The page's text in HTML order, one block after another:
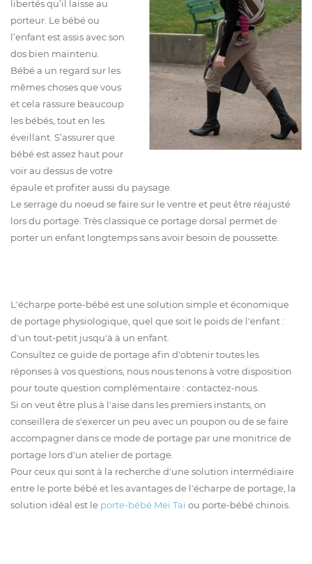
libertés qu’il laisse au
porteur. Le bébé ou
l’enfant est assis avec son
dos bien maintenu.
Bébé a un regard sur les
mêmes choses que vous
et cela rassure beaucoup
les bébés, tout en les
éveillant. S’assurer que
bébé est assez haut pour
voir au dessus de votre
épaule et profiter aussi du paysage.
Le serrage du noeud se faire sur le ventre et peut être réajusté
lors du portage. Très classique ce portage dorsal permet de
porter un enfant longtemps sans avoir besoin de poussette.
L'écharpe porte-bébé est une solution simple et économique
de portage physiologique, quel que soit le poids de l'enfant :
d'un tout-petit jusqu'à à un enfant.
Consultez ce guide de portage afin d'obtenir toutes les
réponses à vos questions, nous nous tenons à votre disposition
pour toute question complémentaire : contactez-nous.
Si on veut être plus à l'aise dans les premiers instants, on
conseillera de s'exercer un peu avec un poupon ou de se faire
accompagner dans ce mode de portage par une monitrice de
portage lors d'un atelier de portage.
Pour ceux qui sont à la recherche d'une solution intermédiaire
entre le porte bébé et les avantages de l'écharpe de portage, la
solution idéal est le porte-bébé Mei Tai ou porte-bébé chinois.